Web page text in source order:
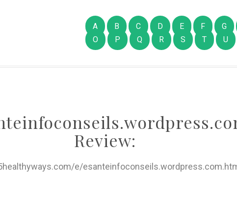
A B C D E F G
O
P Q R S T U
Review:
e/